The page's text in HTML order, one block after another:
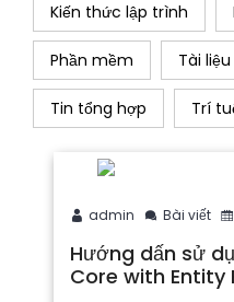
Kiến thức lập trình
Phần mềm Tài
Tin tổng hợp Trí
admin Bài viết
Hướng dấn sử
Core with Entity